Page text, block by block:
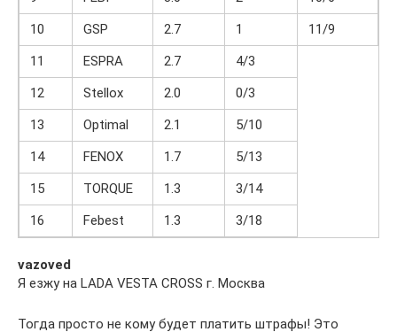
10
GSP 2.7 1
11/9
11
ESPRA 2.7
4/3
12
Stellox 2.0
0/3
13
Optimal 2.1
5/10
14
FENOX 1.7
5/13
15
TORQUE 1.3
3/14
16
Febest 1.3 3/18
vazoved
Я езжу на LADA VESTA CROSS г. Москва
Тогда просто не кому будет платить штрафы! Это